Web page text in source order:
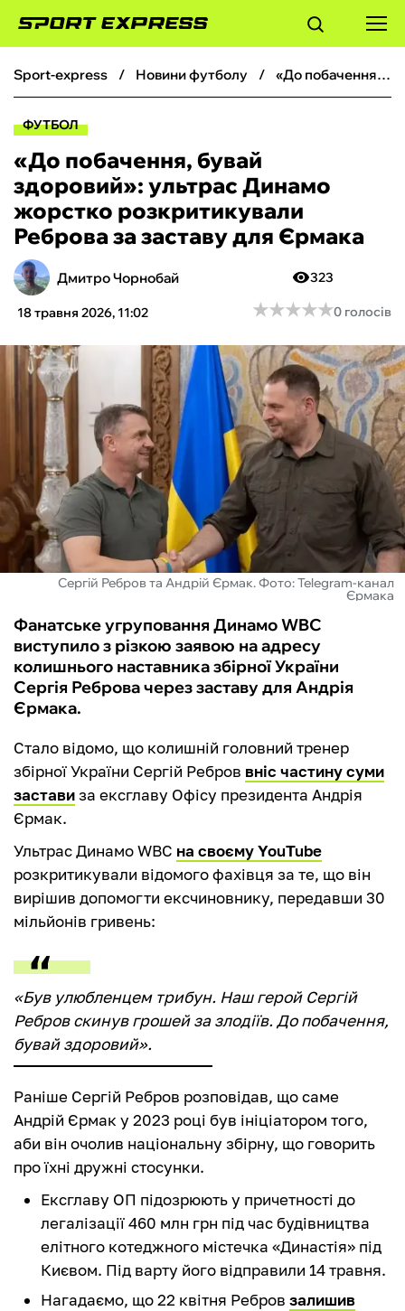
ФУТБОЛ
БОКС
ХОКЕЙ
ТЕНІС
КІБЕРСПОРТ
ЧС-2026
ФУТЗАЛ
ІНШІ
БУКМЕКЕРИ
sport-express новини футболу «До побачення, бувай здоровий»: ультрас Динамо жорстко розкритикували Реброва за заставу для Єрмака
ФУТБОЛ
«До побачення, бувай
здоровий»: ультрас Динамо
жорстко розкритикували
Реброва за заставу для Єрмака
Дмитро Чорнобай
18 травня 2026, 11:02
323
★★★★★
★★★★★0 голосів
Сергій Ребров та Андрій Єрмак. Фото: Telegram-канал
Єрмака
Фанатське угруповання Динамо WBC
виступило з різкою заявою на адресу
колишнього наставника збірної України
Сергія Реброва через заставу для Андрія
Єрмака.
Стало відомо, що колишній головний тренер
збірної України Сергій Ребров вніс частину суми
заставиза ексглаву Офісу президента Андрія
Єрмак.
Ультрас Динамо WBC на своєму YouTube
розкритикували відомого фахівця за те, що він
вирішив допомогти ексчиновнику, передавши 30
мільйонів гривень:
«Був улюбленцем трибун. Наш герой Сергій
Ребров скинув грошей за злодіїв. До побачення,
бувай здоровий».
Раніше Сергій Ребров розповідав, що саме
Андрій Єрмак у 2023 році був ініціатором того,
аби він очолив національну збірну, що говорить
про їхні дружні стосунки.
Ексглаву ОП підозрюють у причетності до
легалізації 460 млн грн під час будівництва
елітного котеджного містечка «Династія» під
Києвом. Під варту його відправили 14 травня.
Нагадаємо, що 22 квітня Ребров залишив